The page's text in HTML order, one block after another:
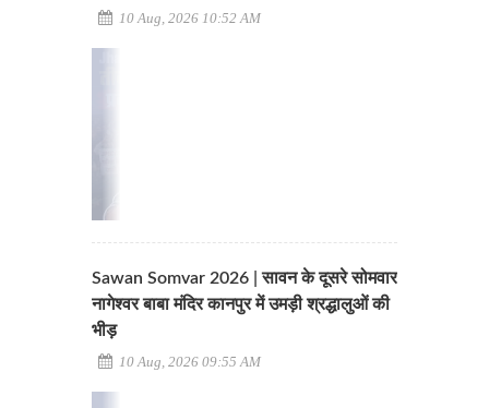
10 Aug, 2026 10:52 AM
Sawan Somvar 2026 | सावन के दूसरे सोमवार
नागेश्वर बाबा मंदिर कानपुर में उमड़ी श्रद्धालुओं की
भीड़
10 Aug, 2026 09:55 AM